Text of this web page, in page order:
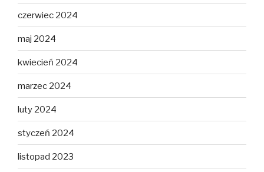
czerwiec 2024
maj 2024
kwiecień 2024
marzec 2024
luty 2024
styczeń 2024
listopad 2023